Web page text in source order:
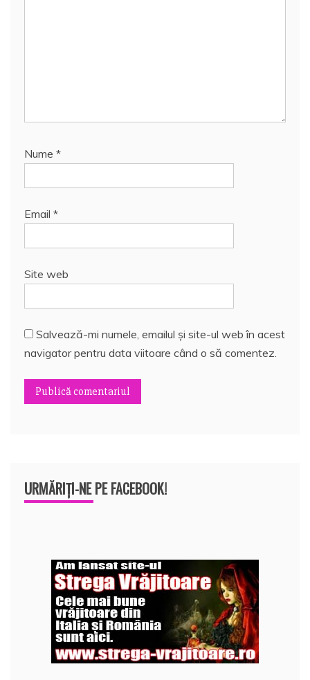
Nume *
Email *
Site web
Salvează-mi numele, emailul și site-ul web în acest
navigator pentru data viitoare când o să comentez.
URMĂRIȚI-NE PE FACEBOOK!